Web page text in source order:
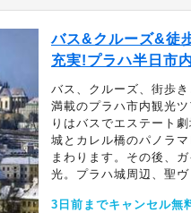
バス&クルーズ&徒
充実!プラハ半日市
バス、クルーズ、街歩
満載のプラハ市内観光
りはバスでエステート
城とカレル橋のパノラ
まわります。その後、
光。プラハ城周辺、聖
3日前までキャンセル無